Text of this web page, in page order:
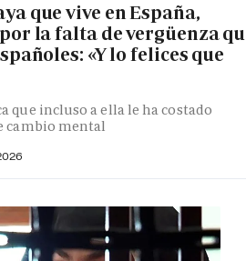
que vive en España,
la falta de vergüenza
«Y lo felices que
que incluso a ella le ha costado
cambio mental